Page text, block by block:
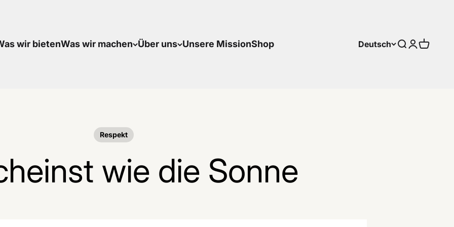
wir bietenWas wir machen Über uns Unsere MissionShop Deutsch SucheAnmelden
Respekt
wie die Sonne